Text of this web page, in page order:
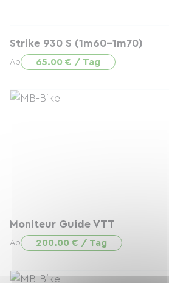
Strike 930 S (1m60-1m70)
Ab 65.00 € / Tag
Moniteur Guide VTT
Ab 200.00 € / Tag